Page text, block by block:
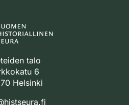
talo
6
Helsinki